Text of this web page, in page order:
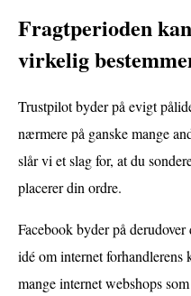
Fragtperioden
virkelig
Trustpilot byder på evigt
nærmere på ganske mange
slår vi et slag for, at du
placerer din ordre.
Facebook byder på
idé om internet forhandlerens
mange internet webshops